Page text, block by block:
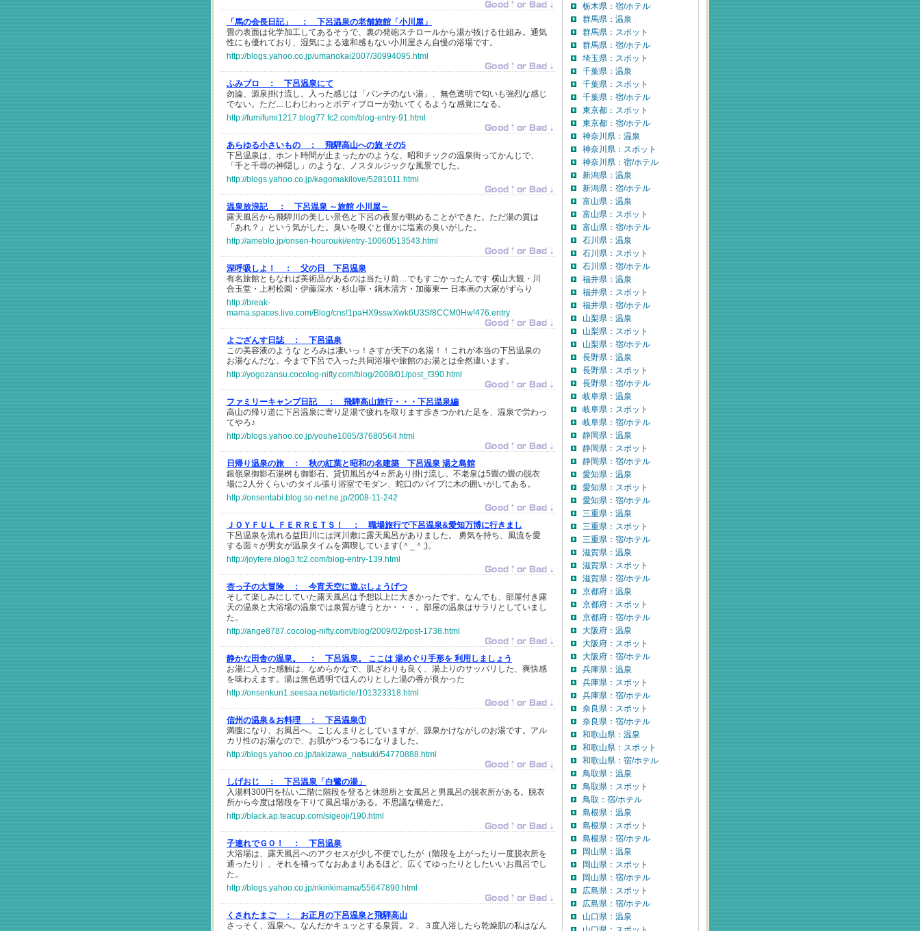
「馬の会長日記」 ：
下呂温泉の老舗旅館「小川屋」
畳の表面は化学加工してあるそうで、裏の発砲スチロールから湯が抜ける仕組み。通気
性にも優れており、湿気による違和感もない小川屋さん自慢の浴場です。
http://blogs.yahoo.co.jp/umanokai2007/30994095.html
ふみブロ ：
下呂温泉にて
勿論、源泉掛け流し。入った感じは「パンチのない湯」、無色透明で匂いも強烈な感じ
でない。ただ…じわじわっとボディブローが効いてくるような感覚になる。
http://fumifumi1217.blog77.fc2.com/blog-entry-91.html
あらゆる小さいもの ：
飛騨高山への旅 その5
下呂温泉は、ホント時間が止まったかのような、昭和チックの温泉街ってかんじで、
「千と千尋の神隠し」のような、ノスタルジックな風景でした。
http://blogs.yahoo.co.jp/kagomakilove/5281011.html
温泉放浪記 ：
下呂温泉 ～旅館 小川屋～
露天風呂から飛騨川の美しい景色と下呂の夜景が眺めることができた。ただ湯の質は
「あれ？」という気がした。臭いを嗅ぐと僅かに塩素の臭いがした。
http://ameblo.jp/onsen-hourouki/entry-10060513543.html
深呼吸しよ！ ：
父の日 下呂温泉
有名旅館ともなれば美術品があるのは当たり前…でもすごかったんです 横山大観・川
合玉堂・上村松園・伊藤深水・杉山寧・鏑木清方・加藤東一 日本画の大家がずらり
http://break-
mama.spaces.live.com/Blog/cns!1paHX9sswXwk6U3Sf8CCM0Hw!476.entry
よござんす日誌 ：
下呂温泉
この美容液のような とろみは凄いっ！さすが天下の名湯！！これが本当の下呂温泉の
お湯なんだな。今まで下呂で入った共同浴場や旅館のお湯とは全然違います。
http://yogozansu.cocolog-nifty.com/blog/2008/01/post_f390.html
ファミリーキャンプ日記 ：
飛騨高山旅行・・・下呂温泉編
高山の帰り道に下呂温泉に寄り足湯で疲れを取ります歩きつかれた足を、温泉で労わっ
てやろ♪
http://blogs.yahoo.co.jp/youhe1005/37680564.html
日帰り温泉の旅 ：
秋の紅葉と昭和の名建築 下呂温泉 湯之島館
銀嶺泉御影石湯桝も御影石。貸切風呂が4ヵ所あり掛け流し。不老泉は5畳の畳の脱衣
場に2人分くらいのタイル張り浴室でモダン、蛇口のパイプに木の囲いがしてある。
http://onsentabi.blog.so-net.ne.jp/2008-11-242
ＪＯＹＦＵＬ ＦＥＲＲＥＴＳ！ ：
職場旅行で下呂温泉&愛知万博に行きまし
下呂温泉を流れる益田川には河川敷に露天風呂がありました。 勇気を持ち、風流を愛
する面々が男女が温泉タイムを満喫しています(＾_＾;)。
http://joyfere.blog3.fc2.com/blog-entry-139.html
杏っ子の大冒険 ：
今宵天空に遊ぶしょうげつ
そして楽しみにしていた露天風呂は予想以上に大きかったです。なんでも、部屋付き露
天の温泉と大浴場の温泉では泉質が違うとか・・・。部屋の温泉はサラリとしていまし
た。
http://ange8787.cocolog-nifty.com/blog/2009/02/post-1738.html
静かな田舎の温泉。 ：
下呂温泉。 ここは 湯めぐり手形を 利用しましょう
お湯に入った感触は、なめらかなで、肌ざわりも良く、湯上りのサッパリした、爽快感
を味わえます。湯は無色透明でほんのりとした湯の香が良かった
http://onsenkun1.seesaa.net/article/101323318.html
信州の温泉＆お料理 ：
下呂温泉①
満腹になり、お風呂へ。こじんまりとしていますが、源泉かけながしのお湯です。アル
カリ性のお湯なので、お肌がつるつるになりました。
http://blogs.yahoo.co.jp/takizawa_natsuki/54770888.html
しげおじ ：
下呂温泉「白鷺の湯」
入湯料300円を払い二階に階段を登ると休憩所と女風呂と男風呂の脱衣所がある。脱衣
所から今度は階段を下りて風呂場がある。不思議な構造だ。
http://black.ap.teacup.com/sigeoji/190.html
子連れでＧＯ！ ：
下呂温泉
大浴場は、露天風呂へのアクセスが少し不便でしたが（階段を上がったり一度脱衣所を
通ったり）、それを補ってなおあまりあるほど、広くてゆったりとしたいいお風呂でし
た。
http://blogs.yahoo.co.jp/rikirikimama/55647890.html
くされたまご ：
お正月の下呂温泉と飛騨高山
さっそく、温泉へ。なんだかキュッとする泉質。２、３度入浴したら乾燥肌の私はなん
栃木県：宿/ホテル
群馬県：温泉
群馬県：スポット
群馬県：宿/ホテル
埼玉県：スポット
千葉県：温泉
千葉県：スポット
千葉県：宿/ホテル
東京都：スポット
東京都：宿/ホテル
神奈川県：温泉
神奈川県：スポット
神奈川県：宿/ホテル
新潟県：温泉
新潟県：宿/ホテル
富山県：温泉
富山県：スポット
富山県：宿/ホテル
石川県：温泉
石川県：スポット
石川県：宿/ホテル
福井県：温泉
福井県：スポット
福井県：宿/ホテル
山梨県：温泉
山梨県：スポット
山梨県：宿/ホテル
長野県：温泉
長野県：スポット
長野県：宿/ホテル
岐阜県：温泉
岐阜県：スポット
岐阜県：宿/ホテル
静岡県：温泉
静岡県：スポット
静岡県：宿/ホテル
愛知県：温泉
愛知県：スポット
愛知県：宿/ホテル
三重県：温泉
三重県：スポット
三重県：宿/ホテル
滋賀県：温泉
滋賀県：スポット
滋賀県：宿/ホテル
京都府：温泉
京都府：スポット
京都府：宿/ホテル
大阪府：温泉
大阪府：スポット
大阪府：宿/ホテル
兵庫県：温泉
兵庫県：スポット
兵庫県：宿/ホテル
奈良県：スポット
奈良県：宿/ホテル
和歌山県：温泉
和歌山県：スポット
和歌山県：宿/ホテル
鳥取県：温泉
鳥取県：スポット
鳥取：宿/ホテル
島根県：温泉
島根県：スポット
島根県：宿/ホテル
岡山県：温泉
岡山県：スポット
岡山県：宿/ホテル
広島県：スポット
広島県：宿/ホテル
山口県：温泉